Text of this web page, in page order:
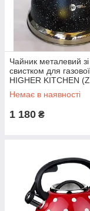
Чайник металевий зі
свистком для
HIGHER KITCHEN
3,5 к., Чорний
Немає в наявності
1 180 ₴